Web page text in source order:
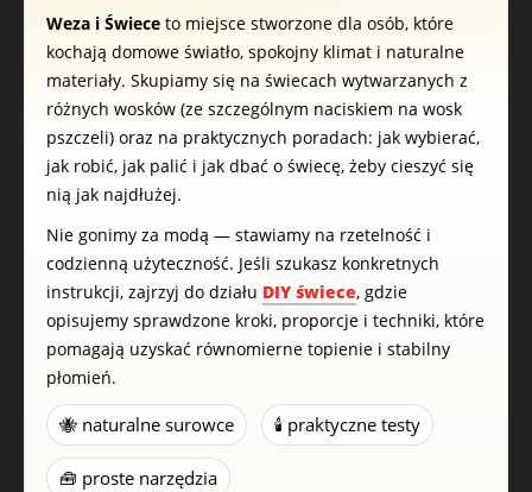
Weza i Świece to miejsce stworzone dla osób, które
kochają domowe światło, spokojny klimat i naturalne
materiały. Skupiamy się na świecach wytwarzanych z
różnych wosków (ze szczególnym naciskiem na wosk
pszczeli) oraz na praktycznych poradach: jak wybierać,
jak robić, jak palić i jak dbać o świecę, żeby cieszyć się
nią jak najdłużej.
Nie gonimy za modą — stawiamy na rzetelność i
codzienną użyteczność. Jeśli szukasz konkretnych
instrukcji, zajrzyj do działu DIY świece, gdzie
opisujemy sprawdzone kroki, proporcje i techniki, które
pomagają uzyskać równomierne topienie i stabilny
płomień.
🐝 naturalne surowce 🕯️ praktyczne testy
🧰 proste narzędzia